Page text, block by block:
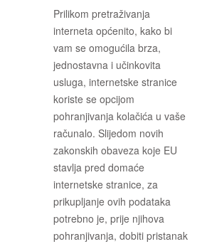
Prilikom pretraživanja
interneta općenito, kako bi
vam se omogućila brza,
jednostavna i učinkovita
usluga, internetske stranice
koriste se opcijom
pohranjivanja kolačića u vaše
računalo. Slijedom novih
zakonskih obaveza koje EU
stavlja pred domaće
internetske stranice, za
prikupljanje ovih podataka
potrebno je, prije njihova
pohranjivanja, dobiti pristanak